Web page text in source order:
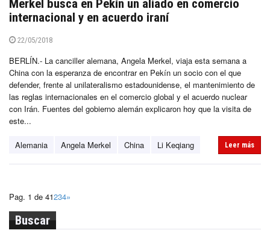
Merkel busca en Pekín un aliado en comercio
internacional y en acuerdo iraní
22/05/2018
BERLÍN.- La canciller alemana, Angela Merkel, viaja esta semana a
China con la esperanza de encontrar en Pekín un socio con el que
defender, frente al unilateralismo estadounidense, el mantenimiento de
las reglas internacionales en el comercio global y el acuerdo nuclear
con Irán. Fuentes del gobierno alemán explicaron hoy que la visita de
este...
Alemania Angela Merkel China Li Keqiang Leer más
Pag. 1 de 41234»
Buscar